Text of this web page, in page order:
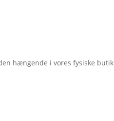
hængende i vores fysiske butik